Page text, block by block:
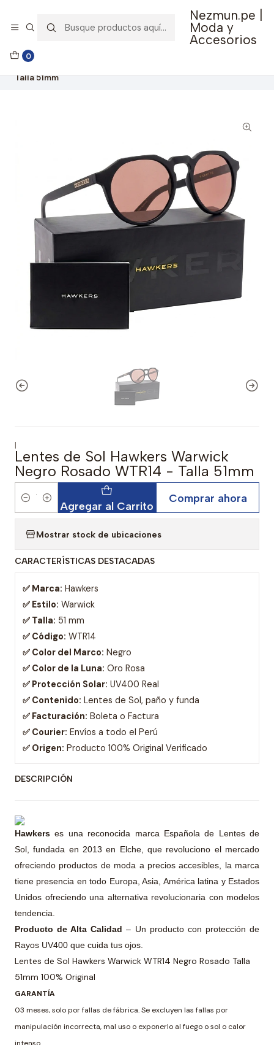
Nezmun.pe |
Moda y
Accesorios
0
🚚 Envío GRATIS por compras mayores a S/ 150
Talla 51mm
|
Lentes de Sol Hawkers Warwick
Negro Rosado WTR14 - Talla 51mm
Cantidad Agregar al Carrito
Comprar ahora
Mostrar stock de ubicaciones
CARACTERÍSTICAS DESTACADAS
✅ Marca: Hawkers
✅ Estilo: Warwick
✅ Talla: 51 mm
✅ Código: WTR14
✅ Color del Marco: Negro
✅ Color de la Luna: Oro Rosa
✅ Protección Solar: UV400 Real
✅ Contenido: Lentes de Sol, paño y funda
✅ Facturación: Boleta o Factura
✅ Courier: Envíos a todo el Perú
✅ Origen: Producto 100% Original Verificado
DESCRIPCIÓN
Hawkerses una reconocida marca Española de Lentes de
Sol, fundada en 2013 en Elche, que revoluciono el mercado
ofreciendo productos de moda a precios accesibles, la marca
tiene presencia en todo Europa, Asia, América latina y Estados
Unidos ofreciendo una alternativa revolucionaria con modelos
tendencia.
Producto de Alta Calidad– Un producto con protección de
Rayos UV400 que cuida tus ojos.
Lentes de Sol Hawkers Warwick WTR14 Negro Rosado Talla
51mm 100% Original
GARANTÍA
03 meses, solo por fallas de fábrica. Se excluyen las fallas por
manipulación incorrecta, mal uso o exponerlo al fuego o sol o calor